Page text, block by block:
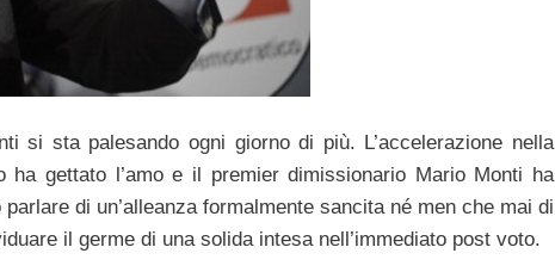
si sta palesando ogni giorno di più. L’accelerazione nella
gettato l’amo e il premier dimissionario Mario Monti ha
di un’alleanza formalmente sancita né men che mai di
il germe di una solida intesa nell’immediato post voto.